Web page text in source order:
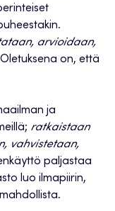
arvioidaan,
on, että
ja
ratkaistaan
vahvistetaan,
paljastaa
luo ilmapiirin,